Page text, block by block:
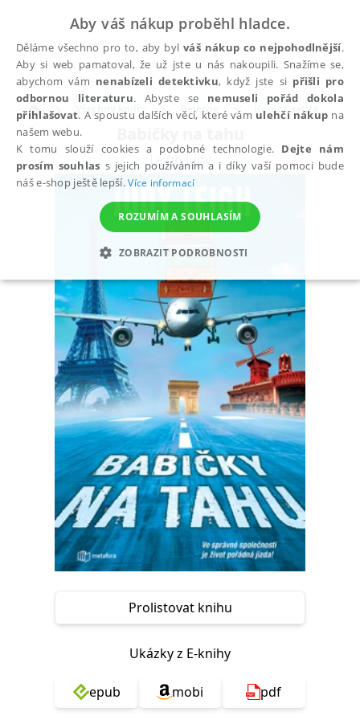
Všechny knihy Beletrie Humor, satira
Leigh Judy
Prolistovat knihu
Ukázky z E-knihy
epub mobi pdf
Aby váš nákup proběhl hladce.
Děláme všechno pro to, aby bylváš nákup co nejpohodlnější.
Aby si web pamatoval, že už jste u nás nakoupili. Snažíme se,
abychom vám nenabízeli detektivku, když jste si přišli pro
odbornou literaturu. Abyste se nemuseli pořád dokola
přihlašovat. A spoustu dalších věcí, které vám ulehčí nákup na
našem webu.
K tomu slouží cookies a podobné technologie. Dejte nám
prosím souhlas s jejich používáním a i díky vaší pomoci bude
náš e-shop ještě lepší.Více informací
ROZUMÍM A SOUHLASÍM
ZOBRAZIT PODROBNOSTI
NEZBYTNÉ ANALYTICKÉ MARKETINGOVÉ
FUNKČNÍ NEZAŘAZENÉ SOUBORY
Nezbytné Analytické Marketingové
Funkční
Nezařazené soubory
Nezbytně nutné soubory cookie umožňují základní funkce webových
stránek, jako je přihlášení uživatele a správa účtu. Webové stránky nelze
bez nezbytně nutných souborů cookie správně používat.
Provider /
Doména
Vyprší Popis
CookieScriptConsent
CookieScript
www.grada.cz
1 měsíc
Tento soubor
cookie
používá
služba
Cookie-
zapamatování
soubory
Cookie-